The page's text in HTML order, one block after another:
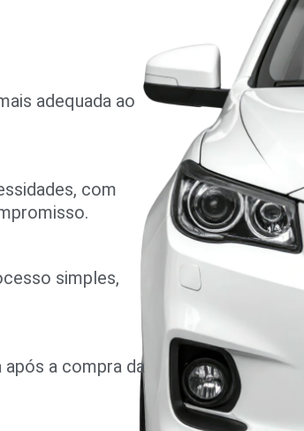
adequada ao
com
simples,
após a compra da